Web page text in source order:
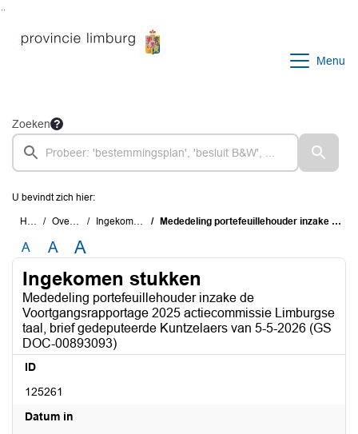
Menu
Zoeken
U bevindt zich hier:
Home Overzichten Ingekomen stukken Mededeling portefeuillehouder inzake de Voortgangsrapportage 2025 actiecommissie Limburgse taal, brief gedeputeerde Kuntzelaers van 5-5-2026 (GS DOC-00893093)
A A A
Ingekomen stukken
Mededeling portefeuillehouder inzake de
Voortgangsrapportage 2025 actiecommissie Limburgse
taal, brief gedeputeerde Kuntzelaers van 5-5-2026 (GS
DOC-00893093)
ID
125261
Datum in